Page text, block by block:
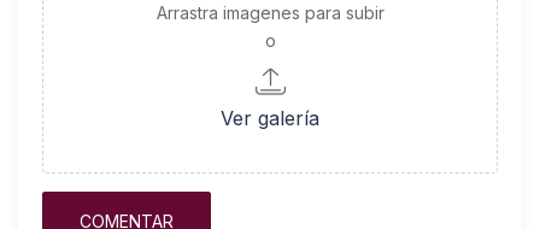
Arrastra imagenes para subir
o
Ver galería